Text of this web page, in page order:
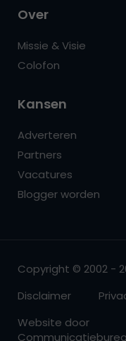
Over
Missie & Visie
Colofon
Kansen
Adverteren
Partners
Vacatures
Blogger worden
Copyright © 2002 -
Disclaimer
Website door